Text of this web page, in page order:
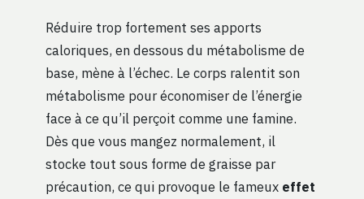
Réduire trop fortement ses apports
caloriques, en dessous du métabolisme de
base, mène à l’échec. Le corps ralentit son
métabolisme pour économiser de l’énergie
face à ce qu’il perçoit comme une famine.
Dès que vous mangez normalement, il
stocke tout sous forme de graisse par
précaution, ce qui provoque le fameux effet